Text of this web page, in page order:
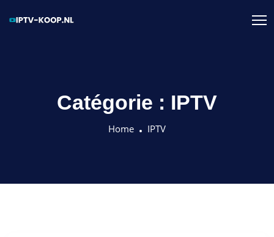
Catégorie : IPTV
Home IPTV